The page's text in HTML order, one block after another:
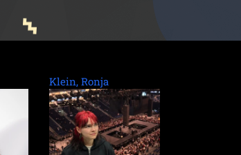
Klein, Ronja